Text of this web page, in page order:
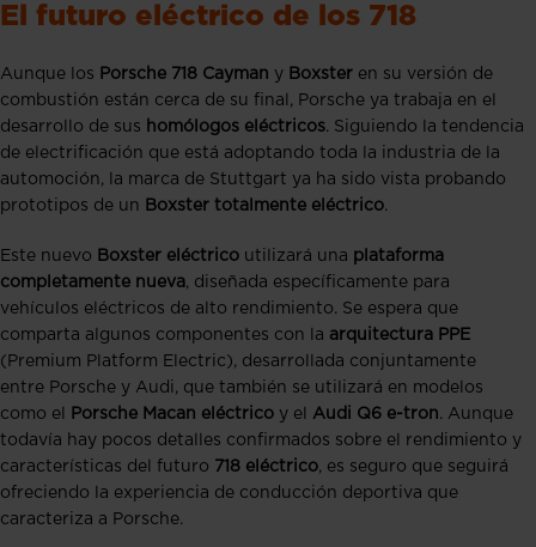
El futuro eléctrico de los 718
Aunque los Porsche 718 Cayman y Boxster en su versión de
combustión están cerca de su final, Porsche ya trabaja en el
desarrollo de sus homólogos eléctricos. Siguiendo la tendencia
de electrificación que está adoptando toda la industria de la
automoción, la marca de Stuttgart ya ha sido vista probando
prototipos de un Boxster totalmente eléctrico.
Este nuevo Boxster eléctrico utilizará una plataforma
completamente nueva, diseñada específicamente para
vehículos eléctricos de alto rendimiento. Se espera que
comparta algunos componentes con la arquitectura PPE
(Premium Platform Electric), desarrollada conjuntamente
entre Porsche y Audi, que también se utilizará en modelos
como el
Porsche Macan eléctrico y el Audi Q6 e-tron. Aunque
todavía hay pocos detalles confirmados sobre el rendimiento y
características del futuro 718 eléctrico, es seguro que seguirá
ofreciendo la experiencia de conducción deportiva que
caracteriza a Porsche.